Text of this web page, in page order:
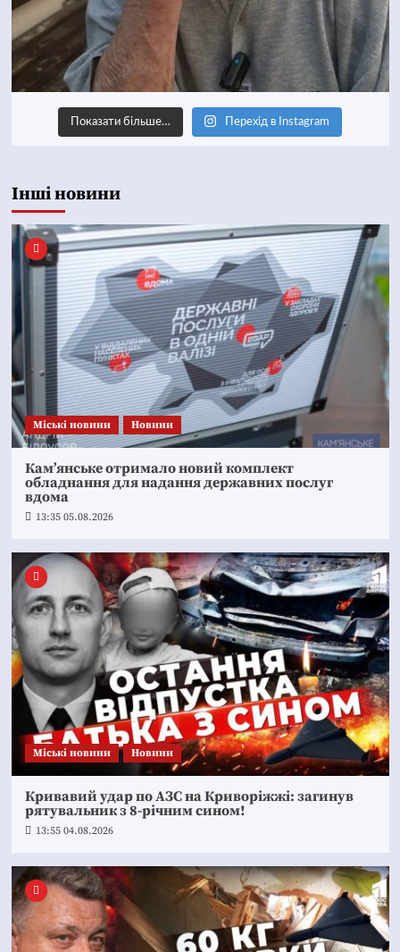
Показати більше… Перехід в Instagram
Інші новини
Mіські новини Новини
Кам’янське отримало новий комплект
обладнання для надання державних послуг
вдома
13:35 05.08.2026
Mіські новини Новини
Кривавий удар по АЗС на Криворіжжі: загинув
рятувальник з 8-річним сином!
13:55 04.08.2026